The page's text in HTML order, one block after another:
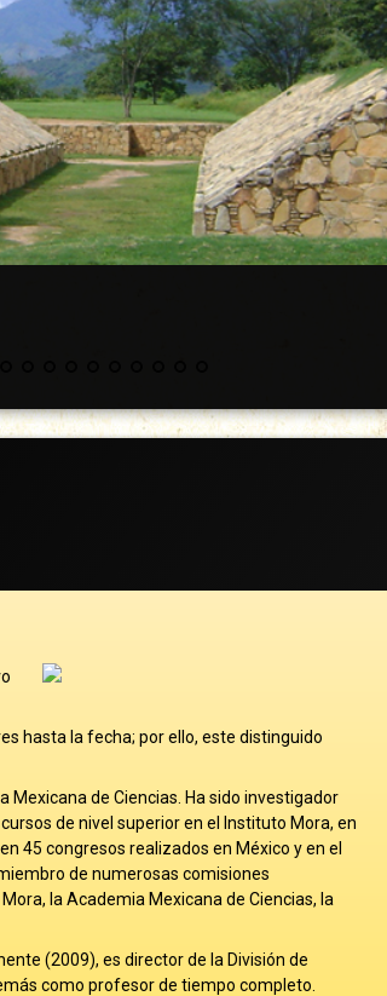
hasta la fecha; por ello, este distinguido
Mexicana de Ciencias. Ha sido investigador
de nivel superior en el Instituto Mora, en
45 congresos realizados en México y en el
de numerosas comisiones
la Academia Mexicana de Ciencias, la
(2009), es director de la División de
como profesor de tiempo completo.